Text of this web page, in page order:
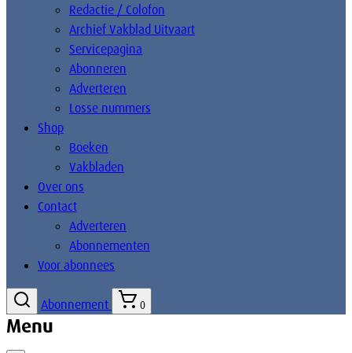
Redactie / Colofon
Archief Vakblad Uitvaart
Servicepagina
Abonneren
Adverteren
Losse nummers
Shop
Boeken
Vakbladen
Over ons
Contact
Adverteren
Abonnementen
Voor abonnees
Abonnement 0
Menu